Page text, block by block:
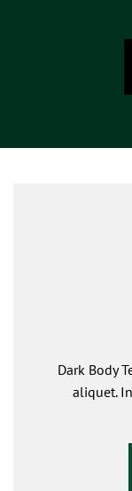
Dark Body
aliquet.